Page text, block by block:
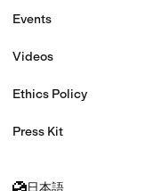
Events
Videos
Ethics Policy
Press Kit